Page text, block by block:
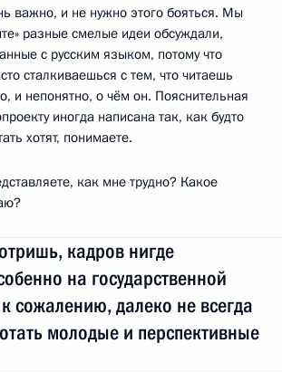
важно, и не нужно этого бояться. Мы
разные смелые идеи обсуждали,
с русским языком, потому что
сталкиваешься с тем, что читаешь
и непонятно, о чём он. Пояснительная
иногда написана так, как будто
хотят, понимаете.
как мне трудно? Какое
кадров нигде
на государственной
сожалению, далеко не всегда
молодые и перспективные